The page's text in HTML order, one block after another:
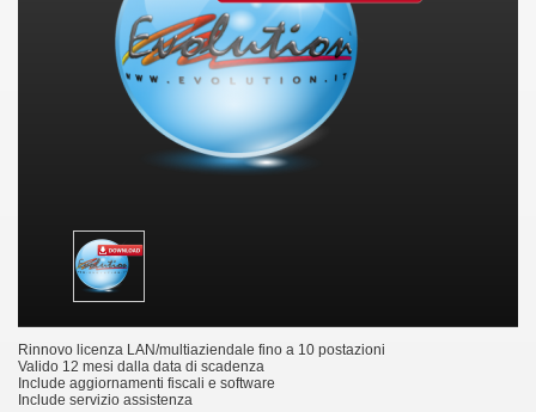
Rinnovo licenza LAN/multiaziendale fino a 10 postazioni
Valido 12 mesi dalla data di scadenza
Include aggiornamenti fiscali e software
Include servizio assistenza